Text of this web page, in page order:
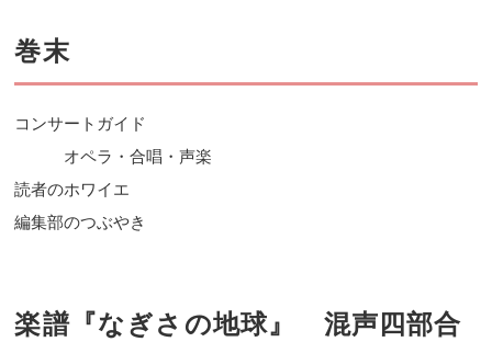
巻末
コンサートガイド
オペラ・合唱・声楽
読者のホワイエ
編集部のつぶやき
楽譜『なぎさの地球』 混声四部合